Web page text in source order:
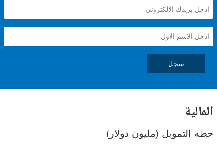
(مليون دولار)